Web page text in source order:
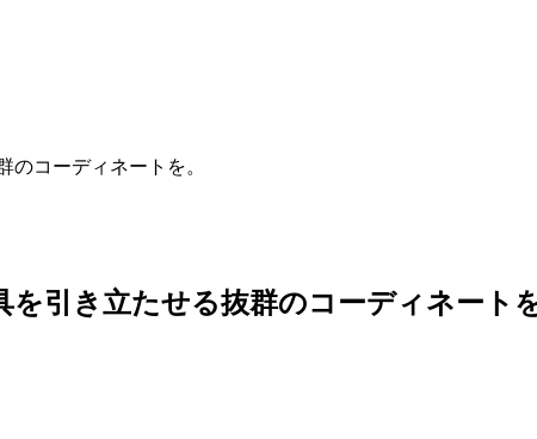
のコーディネートを。
を引き立たせる抜群のコーディネート